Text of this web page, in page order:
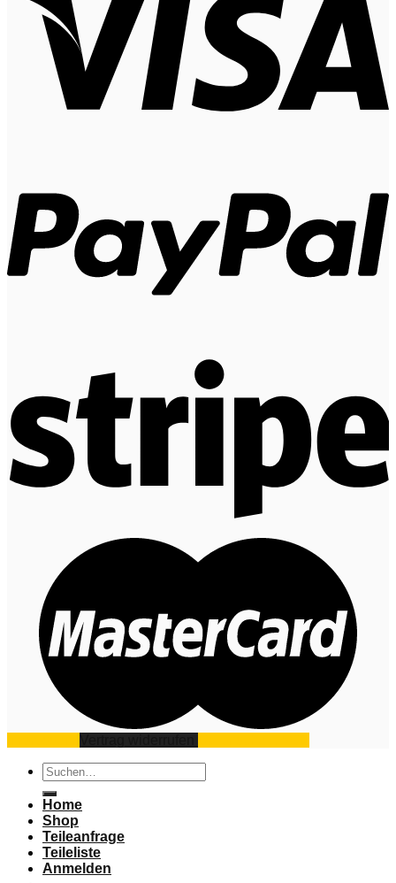
Suchen
nach:
Home
Shop
Teileanfrage
Teileliste
Anmelden